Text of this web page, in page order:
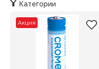
Категории
Акция